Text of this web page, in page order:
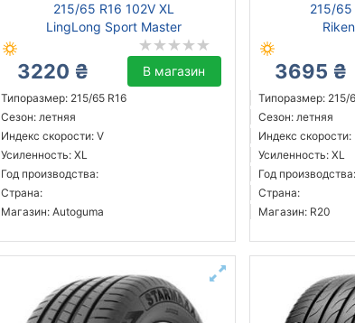
215/65 R16 102V XL
LingLong Sport Master
3220 ₴ В магазин
Типоразмер: 215/65 R16
Сезон: летняя
Индекс скорости: V
Усиленность: XL
Год производства:
Страна:
Магазин: Autoguma
215/65
3695 ₴
Типоразмер: 215/
Сезон: летняя
Индекс скорости:
Усиленность: XL
Год производства:
Страна:
Магазин: R20